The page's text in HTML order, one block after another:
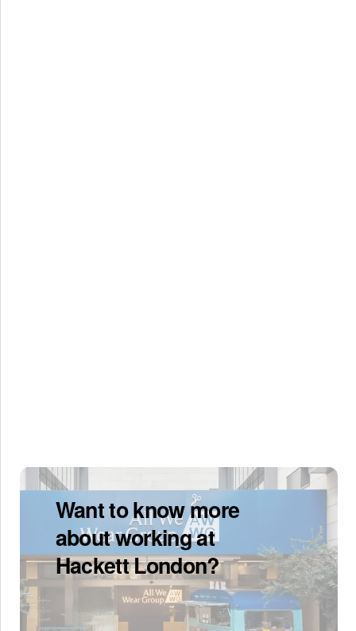
Want to know more
about working at
Hackett London?